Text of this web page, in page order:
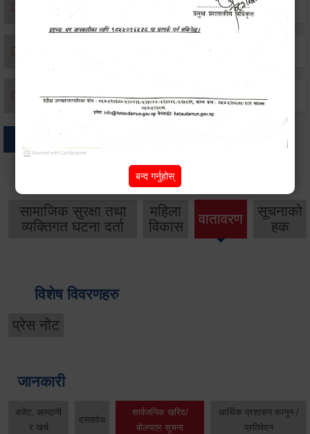
बसाइ-सराई जाने/आउने दर्ता
जन्म दर्ता
सामाजिक सुरक्षा तथा
व्यक्तिगत घटना दर्ता
महिला
विकास
वातावरण
सूचनाको
हक
विशेष विवरणहरु
प्रेस नोट
जानकारी
बजेट, आम्दानी
र खर्च
दस्तावेज
सार्वजनिक खरिद/
बोलपत्र सूचना
आर्थिक प्रशासन कानुन /
प्रतिवेदन
बन्द गर्नुहोस्